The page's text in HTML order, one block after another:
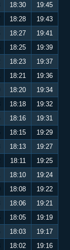
18:30
19:45
18:28
19:43
18:27
19:41
18:25
19:39
18:23
19:37
18:21
19:36
18:20
19:34
18:18
19:32
18:16
19:31
18:15
19:29
18:13
19:27
18:11
19:25
18:10
19:24
18:08
19:22
18:06
19:21
18:05
19:19
18:03
19:17
18:02
19:16